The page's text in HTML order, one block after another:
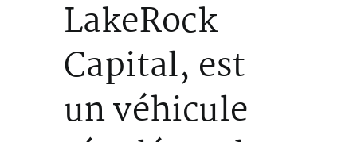
LakeRock
Capital, est
un véhicule